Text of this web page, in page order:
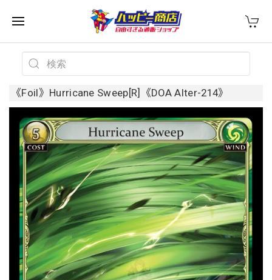
《Foil》Hurricane Sweep[R]《DOA Alter-214》